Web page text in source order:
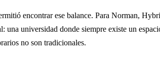
encontrar ese balance. Para Norman,
una universidad donde siempre existe un
no son tradicionales.